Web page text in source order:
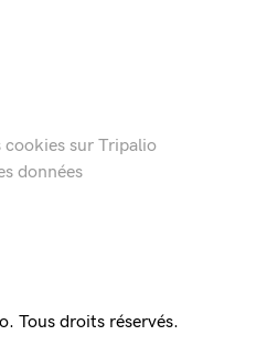
cookies sur Tripalio
données
Tous droits réservés.